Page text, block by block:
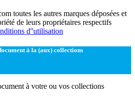
toutes les autres marques déposées et
de leurs propriétaires respectifs
d''utilisation
à la (aux) collections
à votre ou vos collections